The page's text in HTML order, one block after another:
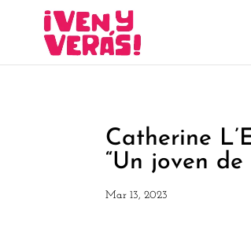
Catherine
“Un joven de
Mar 13, 2023